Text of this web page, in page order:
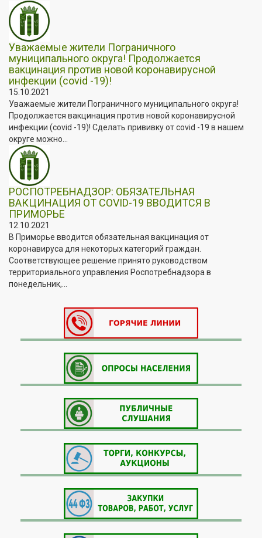
Уважаемые жители Пограничного
муниципального округа! Продолжается
вакцинация против новой коронавирусной
инфекции (covid -19)!
15.10.2021
Уважаемые жители Пограничного муниципального округа!
Продолжается вакцинация против новой коронавирусной
инфекции (covid -19)! Сделать прививку от covid -19 в нашем
округе можно...
РОСПОТРЕБНАДЗОР: ОБЯЗАТЕЛЬНАЯ
ВАКЦИНАЦИЯ ОТ COVID-19 ВВОДИТСЯ В
ПРИМОРЬЕ
12.10.2021
В Приморье вводится обязательная вакцинация от
коронавируса для некоторых категорий граждан.
Соответствующее решение принято руководством
территориального управления Роспотребнадзора в
понедельник,...